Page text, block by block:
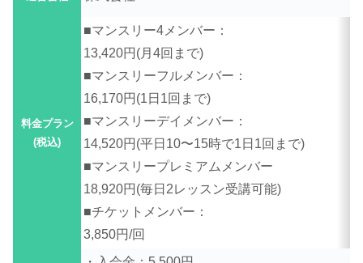
料金プラン
(税込)
■マンスリー4メンバー：
13,420円(月4回まで)
■マンスリーフルメンバー：
16,170円(1日1回まで)
■マンスリーデイメンバー：
14,520円(平日10〜15時で1日1回まで)
■マンスリープレミアムメンバー
18,920円(毎日2レッスン受講可能)
■チケットメンバー：
3,850円/回